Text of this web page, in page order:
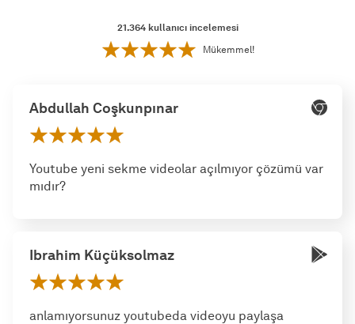
21.364 kullanıcı incelemesi
Mükemmel!
Abdullah Coşkunpınar
Youtube yeni sekme videolar açılmıyor çözümü var
mıdır?
Ibrahim Küçüksolmaz
anlamıyorsunuz youtubeda videoyu paylaşa